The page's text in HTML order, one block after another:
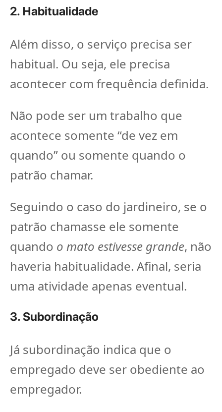
2. Habitualidade
Além disso, o serviço precisa ser
habitual. Ou seja, ele precisa
acontecer com frequência definida.
Não pode ser um trabalho que
acontece somente “de vez em
quando” ou somente quando o
patrão chamar.
Seguindo o caso do jardineiro, se o
patrão chamasse ele somente
quando o mato estivesse grande, não
haveria habitualidade. Afinal, seria
uma atividade apenas eventual.
3. Subordinação
Já subordinação indica que o
empregado deve ser obediente ao
empregador.